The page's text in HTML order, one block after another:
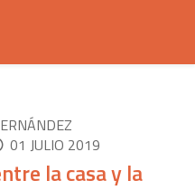
01 JULIO 2019
la casa y la